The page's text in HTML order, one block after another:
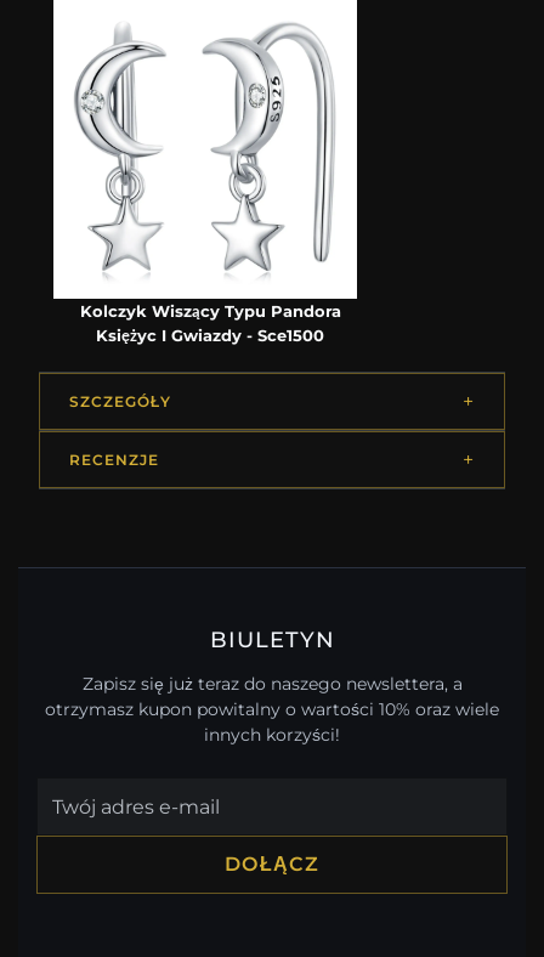
Kolczyk Wiszący Typu Pandora
Księżyc I Gwiazdy - Sce1500
SZCZEGÓŁY
RECENZJE
BIULETYN
Zapisz się już teraz do naszego newslettera, a
otrzymasz kupon powitalny o wartości 10% oraz wiele
innych korzyści!
DOŁĄCZ